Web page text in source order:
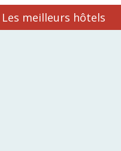
Les meilleurs hôtels